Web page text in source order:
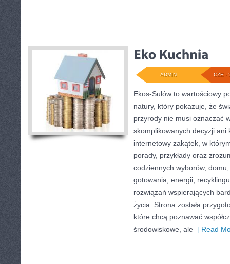
CZE -
ADMIN
Ekos-Sułów to wartościowy
natury, który pokazuje, że
przyrody nie musi oznaczać
skomplikowanych decyzji ani
internetowy zakątek, w
porady, przykłady oraz
codziennych wyborów,
gotowania, energii,
rozwiązań wspierających
życia. Strona została
które chcą poznawać
środowiskowe, ale [ Read